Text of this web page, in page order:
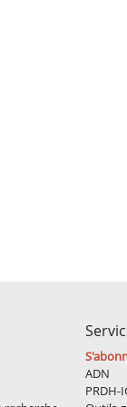
ADN
PRDH-